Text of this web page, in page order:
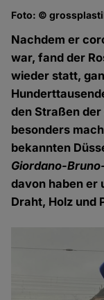
Foto: ©
Nachdem er
war, fand der
wieder statt,
den Straßen der
besonders
bekannten
Giordano-
davon haben er
Draht, Holz und